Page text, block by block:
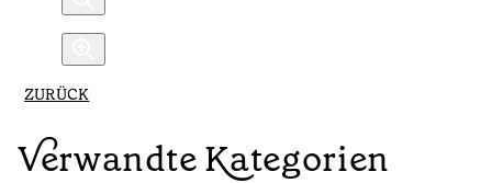
ZURÜCK
Verwandte Kategorien